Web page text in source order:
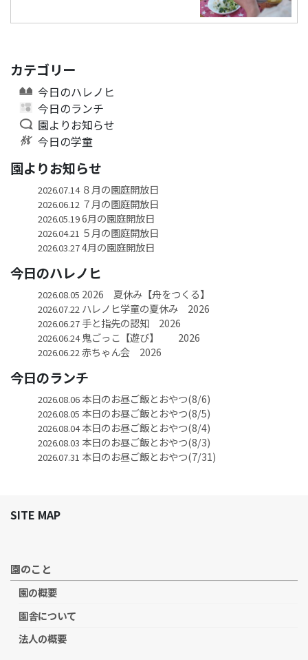
カテゴリー
今日のハレノヒ
今日のランチ
園よりお知らせ
今日の学童
園よりお知らせ
2026.07.14８月の園庭開放日
2026.06.12７月の園庭開放日
2026.05.196月の園庭開放日
2026.04.21 ５月の園庭開放日
2026.03.274月の園庭開放日
今日のハレノヒ
2026.08.05 2026 夏休み【舟をつくる】
2026.07.22ハレノヒ学童の夏休み 2026
2026.06.27手と指先の認知 2026
2026.06.24鬼ごっこ【遊び】 2026
2026.06.22赤ちゃん会 2026
今日のランチ
2026.08.06本日のお昼ご飯とおやつ(8/6)
2026.08.05 本日のお昼ご飯とおやつ(8/5)
2026.08.04本日のお昼ご飯とおやつ(8/4)
2026.08.03 本日のお昼ご飯とおやつ(8/3)
2026.07.31 本日のお昼ご飯とおやつ(7/31)
SITE MAP
園のこと
園の概要
園舎について
法人の概要